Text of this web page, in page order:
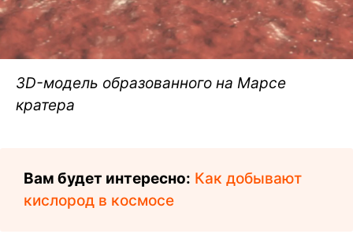
3D-модель образованного на Марсе
кратера
Вам будет интересно: Как добывают
кислород в космосе